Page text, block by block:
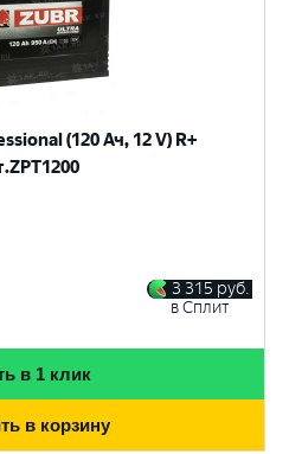
(120 Ач, 12 V) R+
3 315 руб.
в Сплит
в 1 клик
в корзину